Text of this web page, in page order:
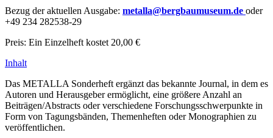
Bezug der aktuellen Ausgabe: metalla@bergbaumuseum.de oder
+49 234 282538-29
Preis: Ein Einzelheft kostet 20,00 €
Inhalt
Das METALLA Sonderheft ergänzt das bekannte Journal, in dem es
Autoren und Herausgeber ermöglicht, eine größere Anzahl an
Beiträgen/Abstracts oder verschiedene Forschungsschwerpunkte in
Form von Tagungsbänden, Themenheften oder Monographien zu
veröffentlichen.